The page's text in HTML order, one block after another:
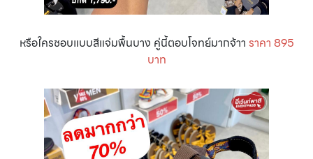
หรือใครชอบแบบสีแจ่มพื้นบาง คู่นี้ตอบโจทย์มากจ้าา ราคา 895
บาท